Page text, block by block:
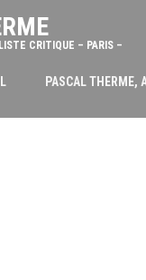
CRITIQUE – PARIS –
PASCAL THERME,